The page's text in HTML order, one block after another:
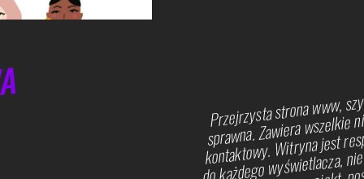
Przejrzysta strona www,
sprawna. Zawiera
kontaktowy. Witryna jest
do każdego wyświetlacza,